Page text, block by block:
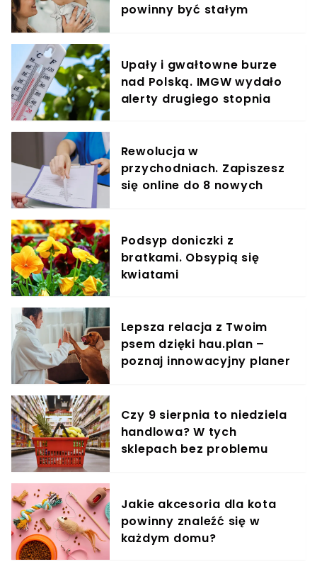
powinny być stałym
Upały i gwałtowne burze
nad Polską. IMGW wydało
alerty drugiego stopnia
Rewolucja w
przychodniach. Zapiszesz
się online do 8 nowych
Podsyp doniczki z
bratkami. Obsypią się
kwiatami
Lepsza relacja z Twoim
psem dzięki hau.plan –
poznaj innowacyjny planer
Czy 9 sierpnia to niedziela
handlowa? W tych
sklepach bez problemu
Jakie akcesoria dla kota
powinny znaleźć się w
każdym domu?